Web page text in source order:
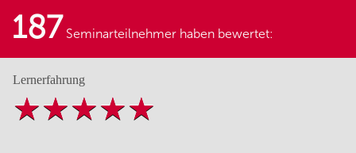
187 Seminarteilnehmer haben bewertet:
Lernerfahrung